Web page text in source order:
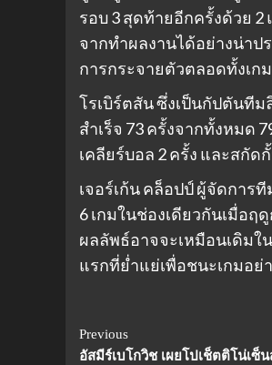
รอบ 3 สุดท้ายอีกครั้งด้วย
จากทำผลงานได้อย่างน่าป
การกระจายตัวตลอดทั้งเกม
โรเบิร์ตสัน ซึ่งเป็นกัปตันที
สำเร็จ 73 ครั้งจากทั้งหมด
เคลียร์บอล 2 ครั้ง และสกั
เจอร์เก้น คล็อปป์ ผู้จัดการ
6 เกมในช่องเดียวกันเมื่อฤ
ผลลัพธ์อาจจะเหมือนเดิม
แรกที่ย่ำแย่เพื่อชนะเกมอย่
Continue
Previous
อัสมีร์เบโกวิช เผยโปเช็ตติโน่เ